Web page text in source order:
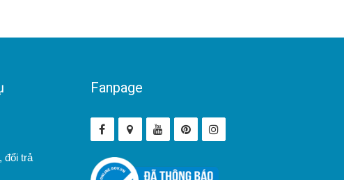
đổi trả
Fanpage